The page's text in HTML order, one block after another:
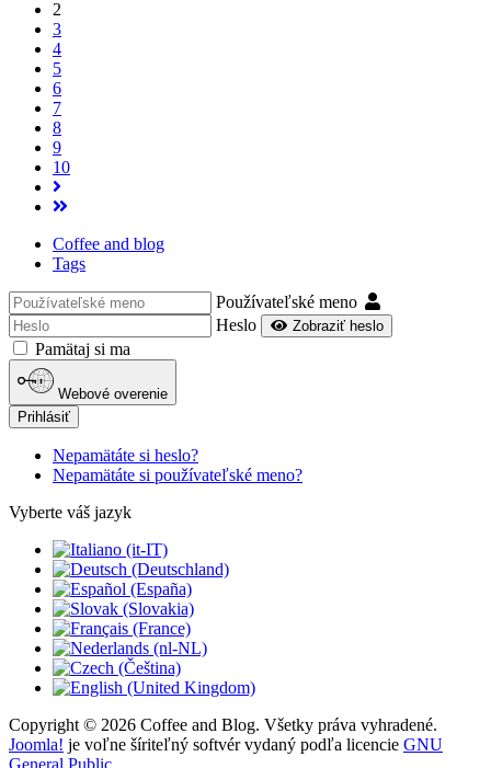
2
3
4
5
6
7
8
9
10
Coffee and blog
Tags
Používateľské meno
Heslo
Zobraziť heslo
Pamätaj si ma
Webové overenie
Prihlásiť
Nepamätáte si heslo?
Nepamätáte si používateľské meno?
Vyberte váš jazyk
Copyright © 2026 Coffee and Blog. Všetky práva vyhradené.
Joomla! je voľne šíriteľný softvér vydaný podľa licencie GNU